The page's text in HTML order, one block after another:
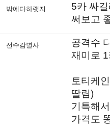
밖에다하랫지
5카 싸
써보고
선수감별사
공격수
재미로
토티케
딸림)
기특해
가격도